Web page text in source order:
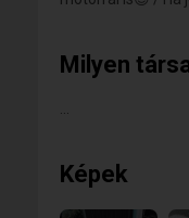
Milyen
Képek